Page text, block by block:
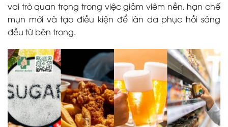
vai trò quan trọng trong việc giảm viêm nền, hạn chế
mụn mới và tạo điều kiện để làn da phục hồi sáng
đều từ bên trong.